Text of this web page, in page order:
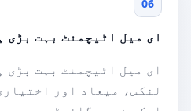
06
ای میل اٹیچمنٹ بہت بڑی
ای میل اٹیچمنٹ بہت بڑی
لنکس، میعاد اور